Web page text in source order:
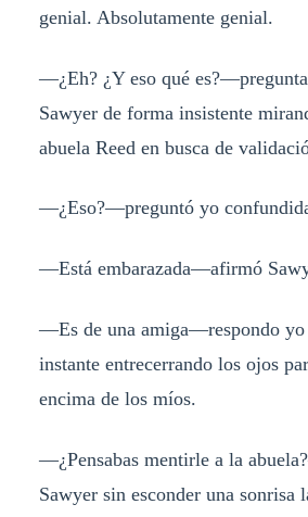
genial. Absolutamente genial.
—¿Eh? ¿Y eso qué
Sawyer de forma insistente
abuela Reed en busca de
—¿Eso?—preguntó yo
—Está embarazada—afirmó
—Es de una amiga—respondo yo
instante entrecerrando los ojos
encima de los míos.
—¿Pensabas mentirle a la
Sawyer sin esconder una sonrisa